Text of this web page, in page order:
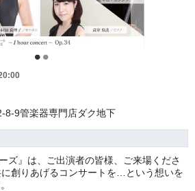
8-9管楽器専門店ダク地下
ズ』は、ご出演者の皆様、ご来場くださ
創りあげるコンサートを…という想いを